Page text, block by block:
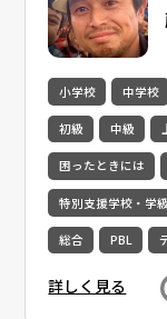
小学校 中学校
初級 中級
困ったときには
特別支援学校・学級
総合 PBL
詳しく見る